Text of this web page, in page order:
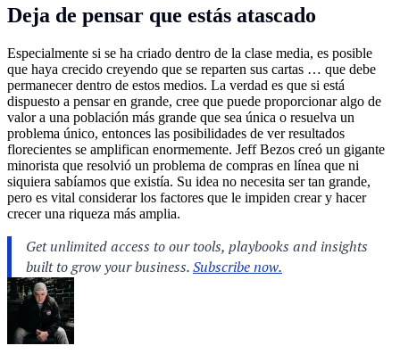
Deja de pensar que estás atascado
Especialmente si se ha criado dentro de la clase media, es posible
que haya crecido creyendo que se reparten sus cartas … que debe
permanecer dentro de estos medios. La verdad es que si está
dispuesto a pensar en grande, cree que puede proporcionar algo de
valor a una población más grande que sea única o resuelva un
problema único, entonces las posibilidades de ver resultados
florecientes se amplifican enormemente. Jeff Bezos creó un gigante
minorista que resolvió un problema de compras en línea que ni
siquiera sabíamos que existía. Su idea no necesita ser tan grande,
pero es vital considerar los factores que le impiden crear y hacer
crecer una riqueza más amplia.